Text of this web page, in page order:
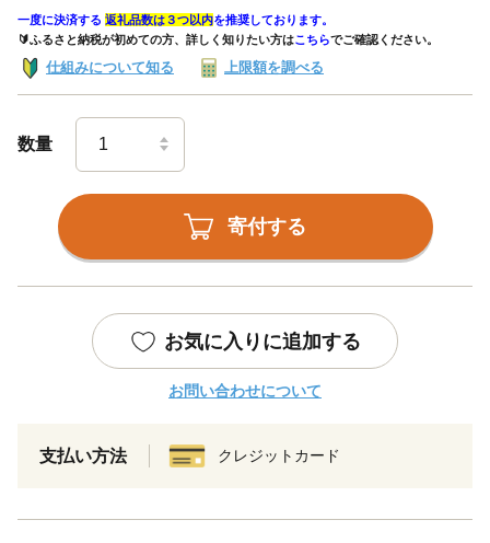
一度に決済する 返礼品数は３つ以内を推奨しております。
🔰ふるさと納税が初めての方、詳しく知りたい方はこちらでご確認ください。
仕組みについて知る 上限額を調べる
数量
寄付する
お気に入りに追加する
お問い合わせについて
支払い方法 クレジットカード